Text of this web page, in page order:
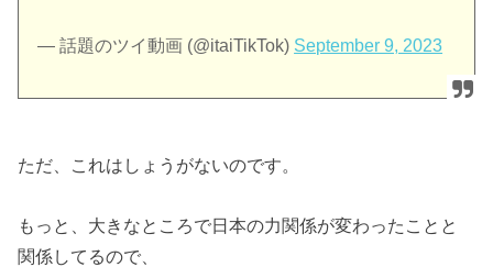
— 話題のツイ動画 (@itaiTikTok) September 9, 2023
ただ、これはしょうがないのです。
もっと、大きなところで日本の力関係が変わったことと
関係してるので、